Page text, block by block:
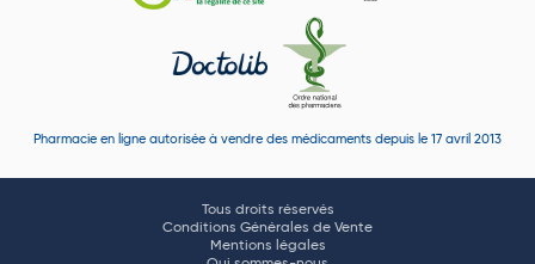
Pharmacie en ligne autorisée à vendre des médicaments depuis le 17 avril 2013
Tous droits réservés
Conditions Générales de Vente
Mentions légales